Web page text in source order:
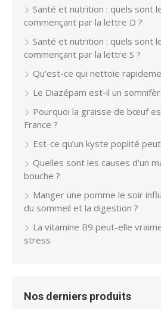
Santé et nutrition : quels sont
commençant par la lettre D ?
Santé et nutrition : quels sont
commençant par la lettre S ?
Qu’est-ce qui nettoie
Le Diazépam est-il un
Pourquoi la graisse de bœuf
France ?
Est-ce qu’un kyste poplité
Quelles sont les causes d’un
bouche ?
Manger une pomme le soir
du sommeil et la digestion ?
La vitamine B9 peut-elle
stress
Nos derniers produits